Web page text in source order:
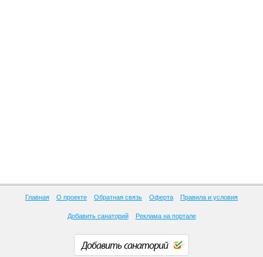
Главная О проекте Обратная связь Оферта Правила и условия
Добавить санаторий Реклама на портале
Добавить санаторий